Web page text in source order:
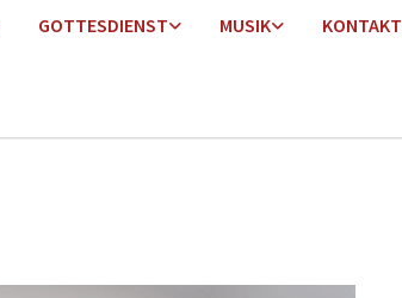
GOTTESDIENST MUSIK KONTAKT